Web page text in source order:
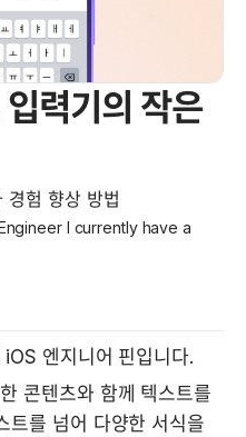
력기의 작은
경험 향상 방법
I currently have a
엔지니어 핀입니다.
콘텐츠와 함께 텍스트를
트를 넘어 다양한 서식을